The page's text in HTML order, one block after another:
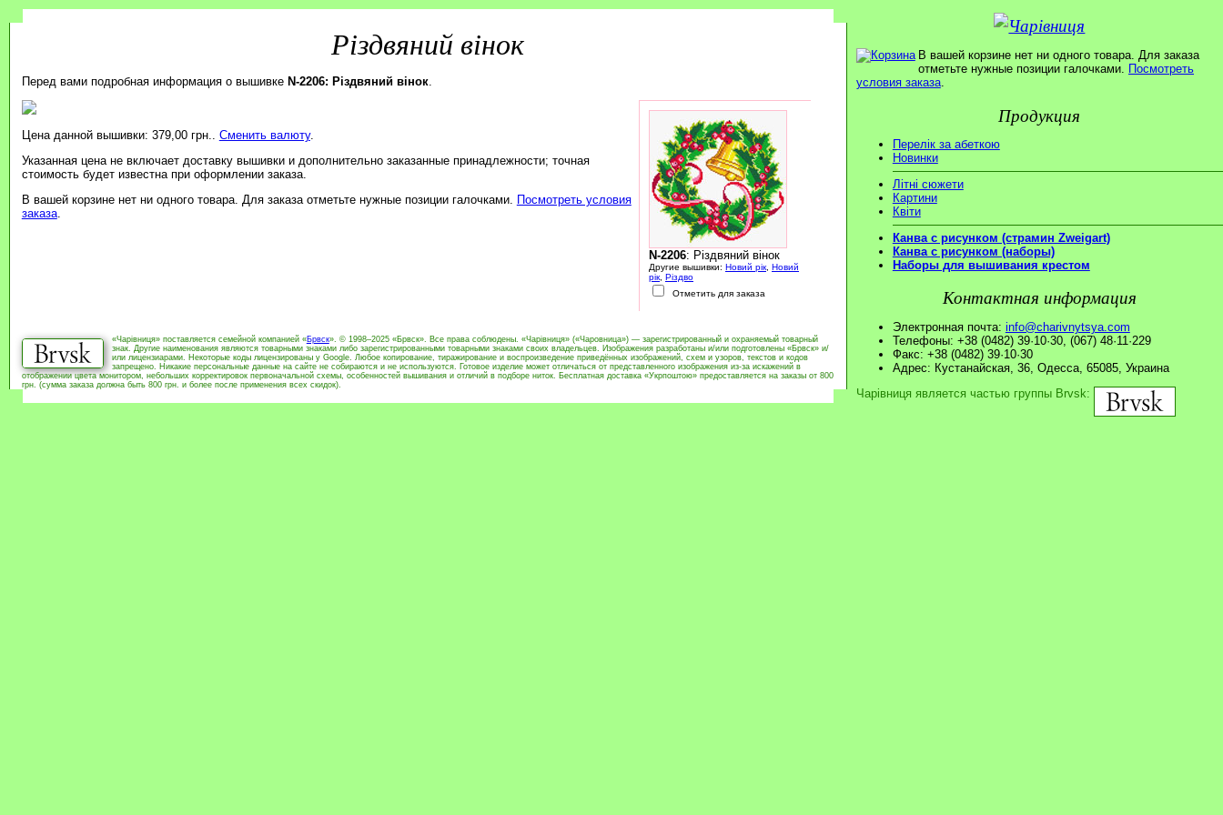
Різдвяний вінок
Перед вами подробная информация о вышивке N-2206: Різдвяний вінок.
N-2206: Різдвяний вінок
Другие вышивки: Новий рік Новий
рік Різдво
Отметить для заказа
Цена данной вышивки: 379,00 грн.. Сменить валюту.
Указанная цена не включает доставку вышивки и дополнительно заказанные принадлежности; точная
стоимость будет известна при оформлении заказа.
В вашей корзине нет ни одного товара. Для заказа отметьте нужные позиции галочками.
Посмотреть условия
заказа.
«Чарівниця» поставляется семейной компанией «Брвск». © 1998–2025 «Брвск». Все права соблюдены. «Чарівниця» («Чаровница») — зарегистрированный и охраняемый товарный
знак. Другие наименования являются товарными знаками либо зарегистрированными товарными знаками своих владельцев. Изображения разработаны и/или подготовлены «Брвск» и/
или лицензиарами. Некоторые коды лицензированы у Google. Любое копирование, тиражирование и воспроизведение приведённых изображений, схем и узоров, текстов и кодов
запрещено. Никакие персональные данные на сайте не собираются и не используются. Готовое изделие может отличаться от представленного изображения из-за искажений в
отображении цвета монитором, небольших корректировок первоначальной схемы, особенностей вышивания и отличий в подборе ниток. Бесплатная доставка «Укрпоштою» предоставляется на заказы от 800
грн. (сумма заказа должна быть 800 грн. и более после применения всех скидок).
В вашей корзине нет ни одного товара. Для заказа
отметьте нужные позиции галочками. Посмотреть
условия заказа.
Продукция
Перелік за абеткою
Новинки
Літні сюжети
Картини
Квіти
Канва с рисунком (страмин Zweigart)
Канва с рисунком (наборы)
Наборы для вышивания крестом
Контактная информация
Электронная почта: info@charivnytsya.com
Телефоны: +38 (0482) 39·10·30, (067) 48·11·229
Факс: +38 (0482) 39·10·30
Адрес: Кустанайская, 36, Одесса, 65085, Украина
Чарівниця является частью группы Brvsk: